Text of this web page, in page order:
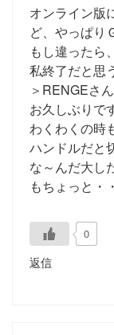
オンライン版
ど、やっぱり
もし違ったら
私終了だと思
＞RENGEさん
お久しぶりで
わくわくの時
ハンドルだと
な～んだ大し
もちょっと・
0
返信